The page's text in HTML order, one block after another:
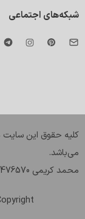
شبکه‌های اجتماعی
کليه حقوق اين سايت
می‌باشد.
محمد کریمی 0079476570 (جهت راستی آزمایی زرین پال) - ZP.3110885